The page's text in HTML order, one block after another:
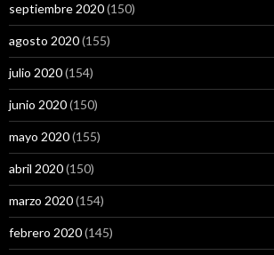
septiembre 2020(150)
agosto 2020(155)
julio 2020(154)
junio 2020(150)
mayo 2020(155)
abril 2020(150)
marzo 2020(154)
febrero 2020(145)